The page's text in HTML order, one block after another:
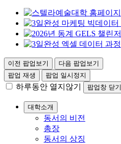
이전 팝업보기
다음 팝업보기
팝업 재생
팝업 일시정지
하루동안 열지않기 팝업창 닫기
대학소개
동서의 비전
총장
동서의 상징